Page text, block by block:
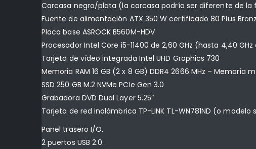
Carcasa negro/plata (la carcasa podría ser diferente de
Fuente de alimentación ATX 350 W certificado 80 Plus
Placa base ASROCK B560M-HDV
Procesador Intel Core i5-11400 de 2,60 GHz (hasta 4,40
Tarjeta de vídeo integrada Intel UHD Graphics 730
Memoria RAM 16 GB (2 x 8 GB) DDR4 2666 MHz – Memoria
SSD 250 GB M.2 NVMe PCIe Gen 3.0
Grabadora DVD Dual Layer 5.25″
Tarjeta de red inalámbrica TP-LINK TL-WN781ND (o modelo
Panel trasero I/O.
2 puertos USB 2.0.